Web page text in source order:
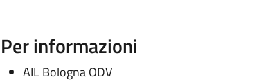
Per informazioni
AIL Bologna ODV